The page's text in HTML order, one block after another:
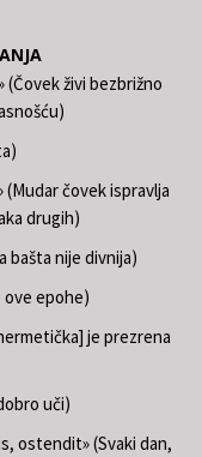
živi bezbrižno
čovek ispravlja
drugih)
bašta nije divnija)
ove epohe)
je prezrena
uči)
ostendit» (Svaki dan,